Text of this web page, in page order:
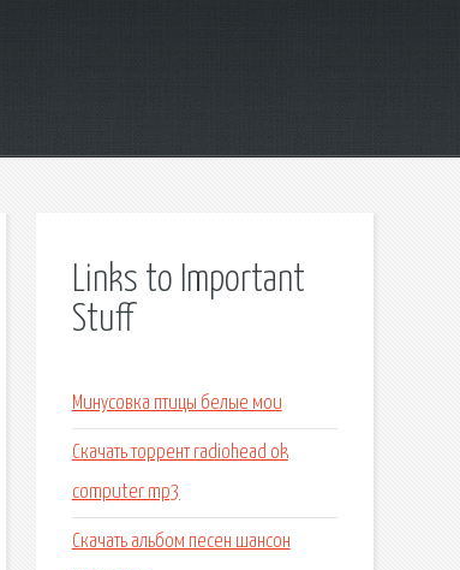
Links to Important
Stuff
Минусовка птицы белые мои
Скачать торрент radiohead ok
computer mp3
Скачать альбом песен шансон